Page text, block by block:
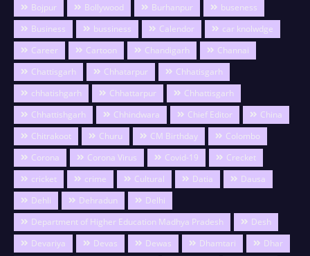
Bojpur
Bollywood Burhanpur
buseness
Business
bussiness Calendor
car knolwdge
Career
Cartoon Chandigarh
Channai
Chattisgarh
Chhatarpur
Chhatisgarh
chhatishgarh
Chhattarpur
Chhattisgarh
Chhattishgarh
Chhindwara Chief Editor
China
Chitrakoot
Churu CM Birthday
Colombo
Corona
Corona Virus Covid-19
Crecket
cricket
crime Cultural Datia
Dausa
Dehli
Dehradun
Delhi
Department of Higher Education Madhya Pradesh
Desh
Devariya
Devas Dewas Dhamtari
Dhar